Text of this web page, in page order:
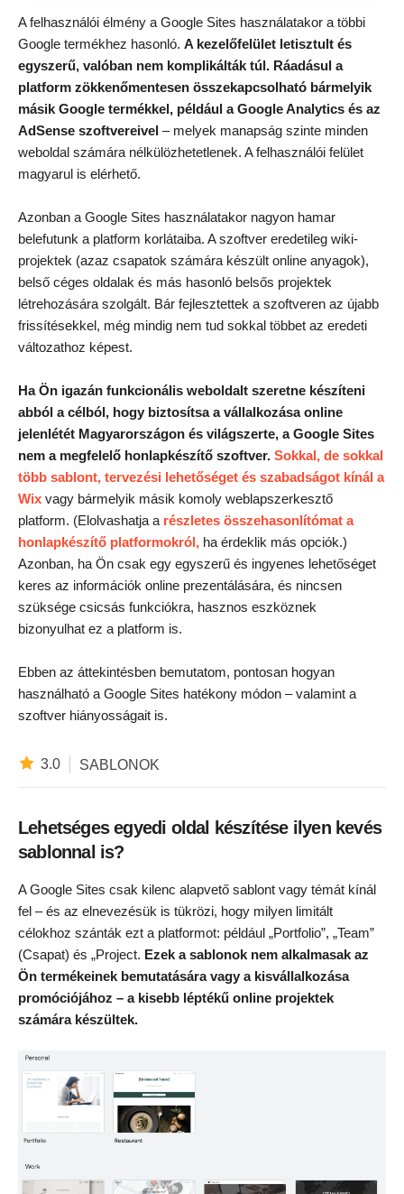
A felhasználói élmény a Google Sites használatakor a többi
Google termékhez hasonló. A kezelőfelület letisztult és
egyszerű, valóban nem komplikálták túl. Ráadásul a
platform zökkenőmentesen összekapcsolható bármelyik
másik Google termékkel, például a Google Analytics és az
AdSense szoftvereivel – melyek manapság szinte minden
weboldal számára nélkülözhetetlenek. A felhasználói felület
magyarul is elérhető.
Azonban a Google Sites használatakor nagyon hamar
belefutunk a platform korlátaiba. A szoftver eredetileg wiki-
projektek (azaz csapatok számára készült online anyagok),
belső céges oldalak és más hasonló belsős projektek
létrehozására szolgált. Bár fejlesztettek a szoftveren az újabb
frissítésekkel, még mindig nem tud sokkal többet az eredeti
változathoz képest.
Ha Ön igazán funkcionális weboldalt szeretne készíteni
abból a célból, hogy biztosítsa a vállalkozása online
jelenlétét Magyarországon és világszerte, a Google Sites
nem a megfelelő honlapkészítő szoftver. Sokkal, de sokkal
több sablont, tervezési lehetőséget és szabadságot kínál a
Wix vagy bármelyik másik komoly weblapszerkesztő
platform. (Elolvashatja a részletes összehasonlítómat a
honlapkészítő platformokról, ha érdeklik más opciók.)
Azonban, ha Ön csak egy egyszerű és ingyenes lehetőséget
keres az információk online prezentálására, és nincsen
szüksége csicsás funkciókra, hasznos eszköznek
bizonyulhat ez a platform is.
Ebben az áttekintésben bemutatom, pontosan hogyan
használható a Google Sites hatékony módon – valamint a
szoftver hiányosságait is.
3.0 SABLONOK
Lehetséges egyedi oldal készítése ilyen kevés
sablonnal is?
A Google Sites csak kilenc alapvető sablont vagy témát kínál
fel – és az elnevezésük is tükrözi, hogy milyen limitált
célokhoz szánták ezt a platformot: például „Portfolio”, „Team”
(Csapat) és „Project. Ezek a sablonok nem alkalmasak az
Ön termékeinek bemutatására vagy a kisvállalkozása
promóciójához – a kisebb léptékű online projektek
számára készültek.